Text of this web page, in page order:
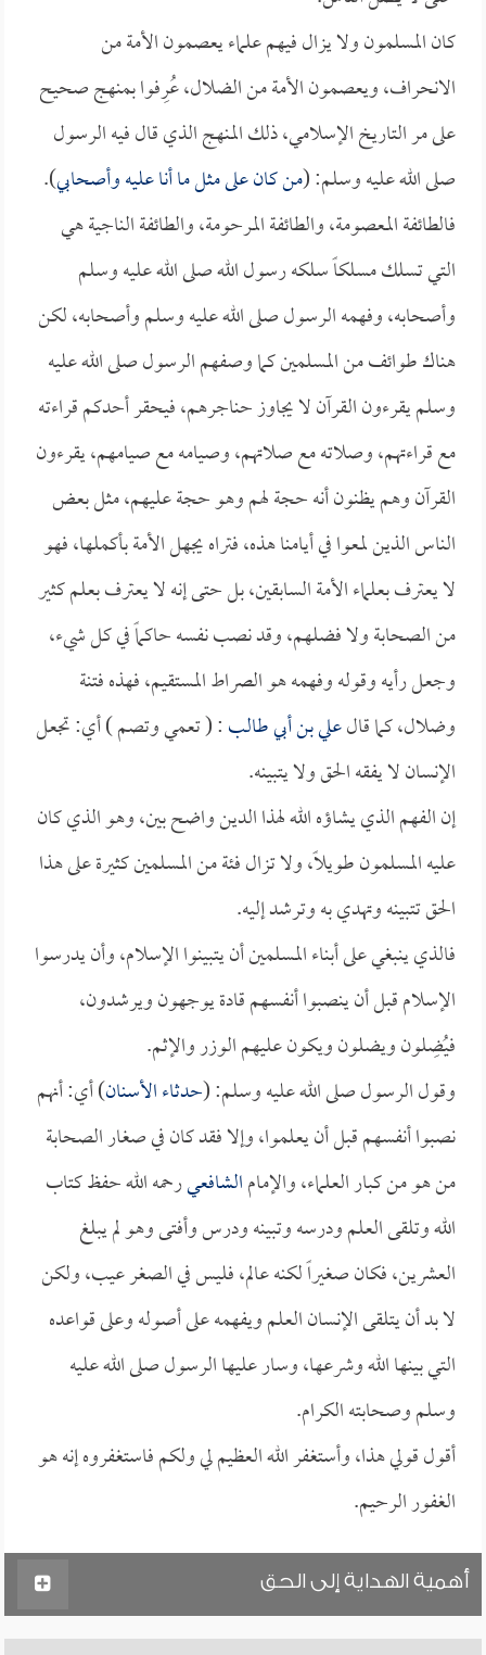
كان المسلمون ولا يزال فيهم علماء يعصمون الأمة من
الانحراف، ويعصمون الأمة من الضلال، عُرِفوا بمنهج صحيح
على مر التاريخ الإسلامي، ذلك المنهج الذي قال فيه الرسول
صلى الله عليه وسلم: (من كان على مثل ما أنا عليه وأصحابي).
فالطائفة المعصومة، والطائفة المرحومة، والطائفة الناجية هي
التي تسلك مسلكاً سلكه رسول الله صلى الله عليه وسلم
وأصحابه، وفهمه الرسول صلى الله عليه وسلم وأصحابه، لكن
هناك طوائف من المسلمين كما وصفهم الرسول صلى الله عليه
وسلم يقرءون القرآن لا يجاوز حناجرهم، فيحقر أحدكم قراءته
مع قراءتهم، وصلاته مع صلاتهم، وصيامه مع صيامهم، يقرءون
القرآن وهم يظنون أنه حجة لهم وهو حجة عليهم، مثل بعض
الناس الذين لمعوا في أيامنا هذه، فتراه يجهل الأمة بأكملها، فهو
لا يعترف بعلماء الأمة السابقين، بل حتى إنه لا يعترف بعلم كثير
من الصحابة ولا فضلهم، وقد نصب نفسه حاكماً في كل شيء،
وجعل رأيه وقوله وفهمه هو الصراط المستقيم، فهذه فتنة
وضلال، كما قالعلي بن أبي طالب: ( تعمي وتصم ) أي: تجعل
الإنسان لا يفقه الحق ولا يتبينه.
إن الفهم الذي يشاؤه الله لهذا الدين واضح بين، وهو الذي كان
عليه المسلمون طويلاً، ولا تزال فئة من المسلمين كثيرة على هذا
الحق تتبينه وتهدي به وترشد إليه.
فالذي ينبغي على أبناء المسلمين أن يتبينوا الإسلام، وأن يدرسوا
الإسلام قبل أن ينصبوا أنفسهم قادة يوجهون ويرشدون،
فيُضِلون ويضلون ويكون عليهم الوزر والإثم.
وقول الرسول صلى الله عليه وسلم: (حدثاء الأسنان) أي: أنهم
نصبوا أنفسهم قبل أن يعلموا، وإلا فقد كان في صغار الصحابة
من هو من كبار العلماء، والإمامالشافعيرحمه الله حفظ كتاب
الله وتلقى العلم ودرسه وتبينه ودرس وأفتى وهو لم يبلغ
العشرين، فكان صغيراً لكنه عالم، فليس في الصغر عيب، ولكن
لا بد أن يتلقى الإنسان العلم ويفهمه على أصوله وعلى قواعده
التي بينها الله وشرعها، وسار عليها الرسول صلى الله عليه
وسلم وصحابته الكرام.
أقول قولي هذا، وأستغفر الله العظيم لي ولكم فاستغفروه إنه هو
الغفور الرحيم.
أهمية الهداية إلى الحق